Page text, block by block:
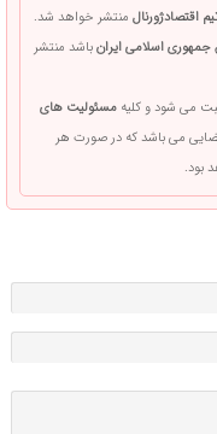
اقتصادژورنالمنتشر خواهد شد.
اسلامی ایرانباشد منتشر
می شود و کلیهمسئولیت های
می باشد که در صورت هر